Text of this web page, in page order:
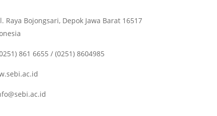
Raya Bojongsari, Depok Jawa Barat 16517
861 6655 / (0251) 8604985